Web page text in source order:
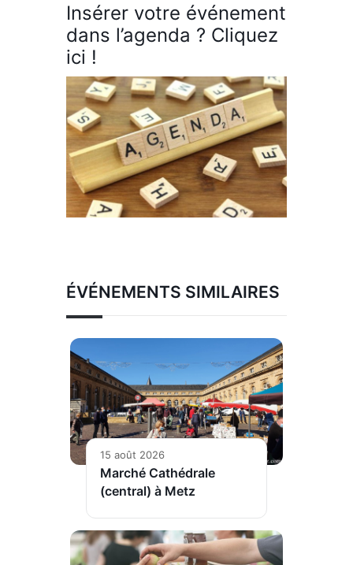
Insérer votre événement
dans l’agenda ? Cliquez
ici !
ÉVÉNEMENTS SIMILAIRES
15 août 2026
Marché Cathédrale
(central) à Metz